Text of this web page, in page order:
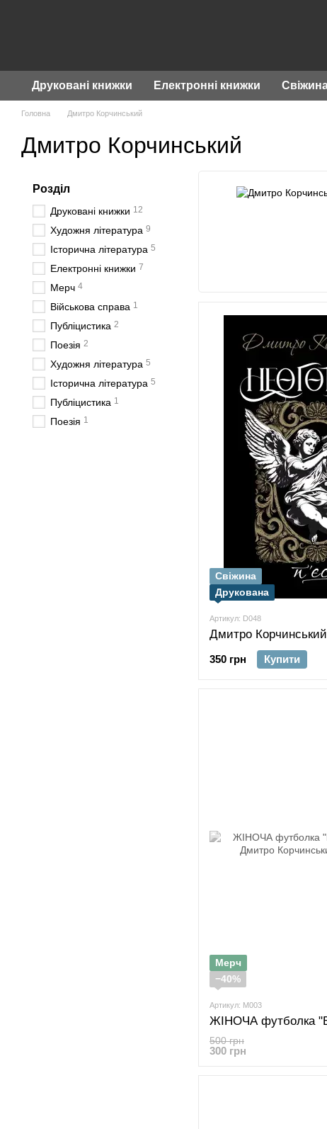
Друковані книжки Електронні книжки
Головна Дмитро Корчинський
Дмитро Корчинський
Свіжина
Друкована
Артикул: D048
Дмитро
350 грн Купити
Мерч
−40%
Артикул: M003
500 грн
300 грн
Розділ
Друковані книжки 12
Художня література 9
Історична література 5
Електронні книжки 7
Мерч 4
Військова справа 1
Публіцистика 2
Поезія 2
Художня література 5
Історична література 5
Публіцистика 1
Поезія 1